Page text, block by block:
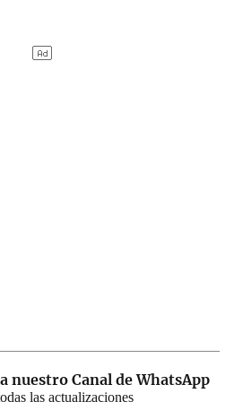
nuestro Canal de WhatsApp
las actualizaciones